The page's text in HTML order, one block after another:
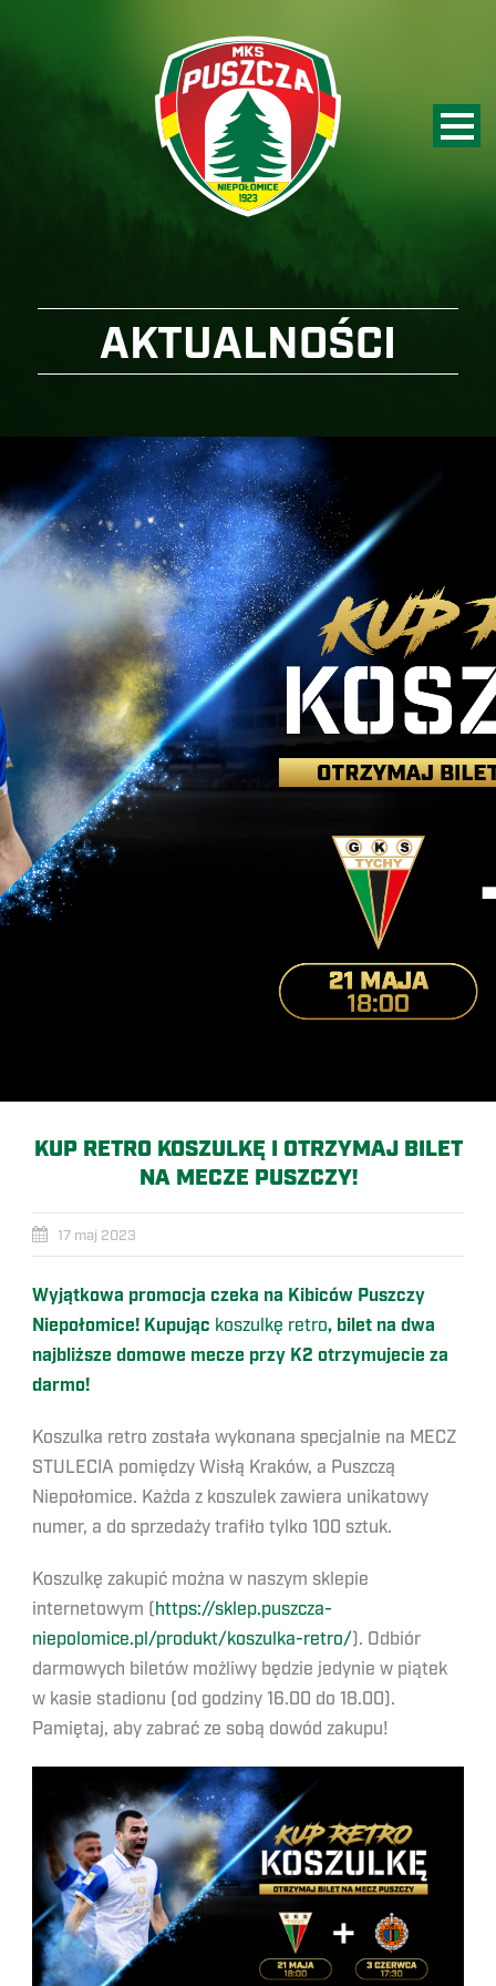
AKTUALNOŚCI
KUP RETRO KOSZULKĘ I OTRZYMAJ BILET
NA MECZE PUSZCZY!
17 maj 2023
Wyjątkowa promocja czeka na Kibiców Puszczy
Niepołomice! Kupując koszulkę retro, bilet na dwa
najbliższe domowe mecze przy K2 otrzymujecie za
darmo!
Koszulka retro została wykonana specjalnie na MECZ
STULECIA pomiędzy Wisłą Kraków, a Puszczą
Niepołomice. Każda z koszulek zawiera unikatowy
numer, a do sprzedaży trafiło tylko 100 sztuk.
Koszulkę zakupić można w naszym sklepie
internetowym (https://sklep.puszcza-
niepolomice.pl/produkt/koszulka-retro/). Odbiór
darmowych biletów możliwy będzie jedynie w piątek
w kasie stadionu (od godziny 16.00 do 18.00).
Pamiętaj, aby zabrać ze sobą dowód zakupu!